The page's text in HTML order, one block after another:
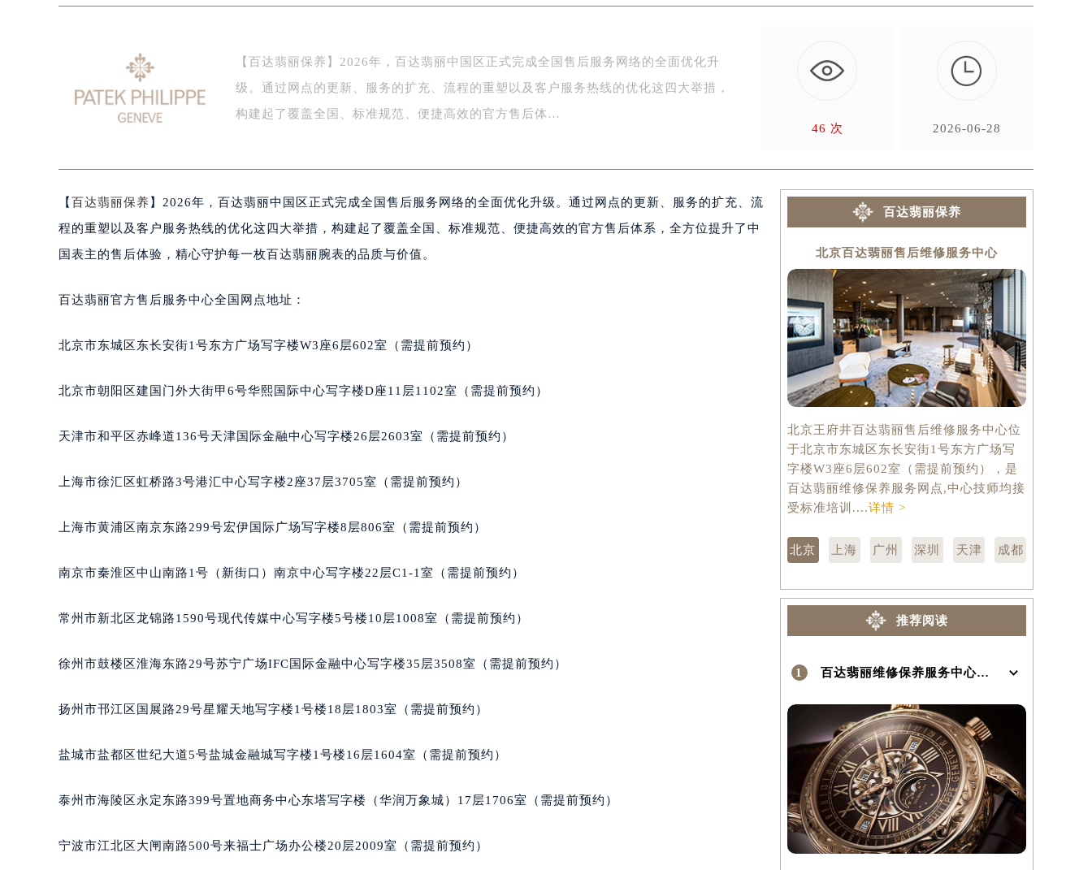
【百达翡丽保养】2026年，百达翡丽中国区正式完成全国售后服务网络的全面优化升
级。通过网点的更新、服务的扩充、流程的重塑以及客户服务热线的优化这四大举措，
构建起了覆盖全国、标准规范、便捷高效的官方售后体…
46 次

2026-06-28
【 百达翡丽保养 】2026年，百达翡丽中国区正式完成全国售后服务网络的全面优化升级。通过网点的更新、服务的扩充、流
程的重塑以及客户服务热线的优化这四大举措，构建起了覆盖全国、标准规范、便捷高效的官方售后体系，全方位提升了中
国表主的售后体验，精心守护每一枚百达翡丽腕表的品质与价值。
百达翡丽官方售后服务中心全国网点地址：
北京市东城区东长安街1号东方广场写字楼W3座6层602室（需提前预约）
北京市朝阳区建国门外大街甲6号华熙国际中心写字楼D座11层1102室（需提前预约）
天津市和平区赤峰道136号天津国际金融中心写字楼26层2603室（需提前预约）
上海市徐汇区虹桥路3号港汇中心写字楼2座37层3705室（需提前预约）
上海市黄浦区南京东路299号宏伊国际广场写字楼8层806室（需提前预约）
南京市秦淮区中山南路1号（新街口）南京中心写字楼22层C1-1室（需提前预约）
常州市新北区龙锦路1590号现代传媒中心写字楼5号楼10层1008室（需提前预约）
徐州市鼓楼区淮海东路29号苏宁广场IFC国际金融中心写字楼35层3508室（需提前预约）
扬州市邗江区国展路29号星耀天地写字楼1号楼18层1803室（需提前预约）
盐城市盐都区世纪大道5号盐城金融城写字楼1号楼16层1604室（需提前预约）
泰州市海陵区永定东路399号置地商务中心东塔写字楼（华润万象城）17层1706室（需提前预约）
宁波市江北区大闸南路500号来福士广场办公楼20层2009室（需提前预约）
百达翡丽保养
北京百达翡丽售后维修服务中心
北京王府井百达翡丽售后维修服务中心位
于北京市东城区东长安街1号东方广场写
字楼W3座6层602室（需提前预约），是
百达翡丽维修保养服务网点,中心技师均接
受标准培训....详情 >
北京 上海 广州 深圳 天津 成都
推荐阅读
1 百达翡丽维修保养服务中心介绍 | PatekPhilippe